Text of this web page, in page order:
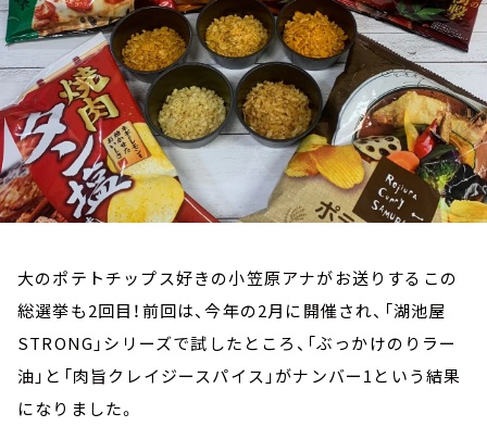
大のポテトチップス好きの小笠原アナがお送りするこの
総選挙も2回目！前回は、今年の2月に開催され、「湖池屋
STRONG」シリーズで試したところ、「ぶっかけのりラー
油」と「肉旨クレイジースパイス」がナンバー1という結果
になりました。